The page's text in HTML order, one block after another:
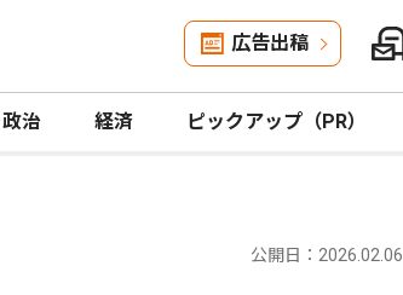
広告出稿
政治 経済 ピックアップ（PR）
公開日：2026.02.06